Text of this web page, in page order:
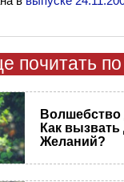
почитать
Волшебство
Как вызвать
Желаний?